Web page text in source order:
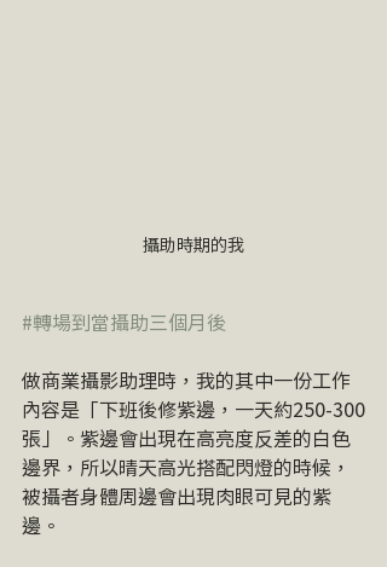
攝助時期的我
#轉場到當攝助三個月後
做商業攝影助理時，我的其中一份工作
內容是「下班後修紫邊，一天約250-300
張」。紫邊會出現在高亮度反差的白色
邊界，所以晴天高光搭配閃燈的時候，
被攝者身體周邊會出現肉眼可見的紫
邊。